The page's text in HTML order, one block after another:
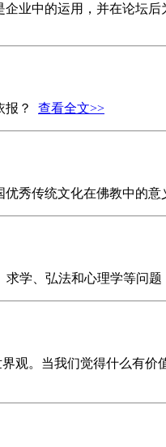
业中的运用，并在论坛
报？ 查看全文>>
秀传统文化在佛教中的意
求学、弘法和心理学等问
观。当我们觉得什么有